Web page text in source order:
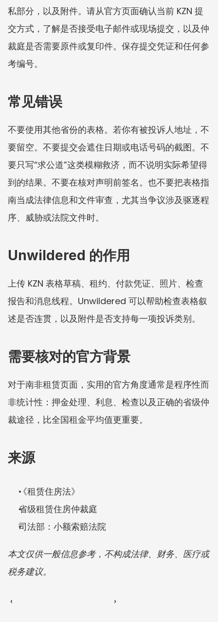
私部分，以及附件。请从官方页面确认当前 KZN 提
交方式，了解是否接受电子邮件或现场提交，以及仲
裁庭是否需要原件或复印件。保存提交凭证和任何参
考编号。
常见错误
不要使用其他省份的表格。若你有被投诉人地址，不
要留空。不要提交会遮住日期或电话号码的截图。不
要只写“求公道”这类模糊救济，而不说明实际希望得
到的结果。不要在核对声明前签名。也不要把表格指
南当成法律信息和文件审查，尤其当争议涉及驱逐程
序、威胁或法院文件时。
Unwildered 的作用
上传 KZN 表格草稿、租约、付款凭证、照片、检查
报告和消息线程。Unwildered 可以帮助检查表格叙
述是否连贯，以及附件是否支持每一项投诉类别。
需要核对的官方背景
对于南非租赁页面，实用的官方角度通常是程序性而
非统计性：押金处理、利息、检查以及正确的省级仲
裁途径，比全国租金平均值更重要。
来源
《租赁住房法》
省级租赁住房仲裁庭
司法部：小额索赔法院
本文仅供一般信息参考，不构成法律、财务、医疗或
税务建议。
‹ ›